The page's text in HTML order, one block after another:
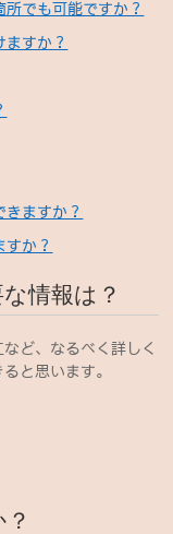
でも可能ですか？
すか？
ますか？
すか？
情報は？
ど、なるべく詳しく
と思います。